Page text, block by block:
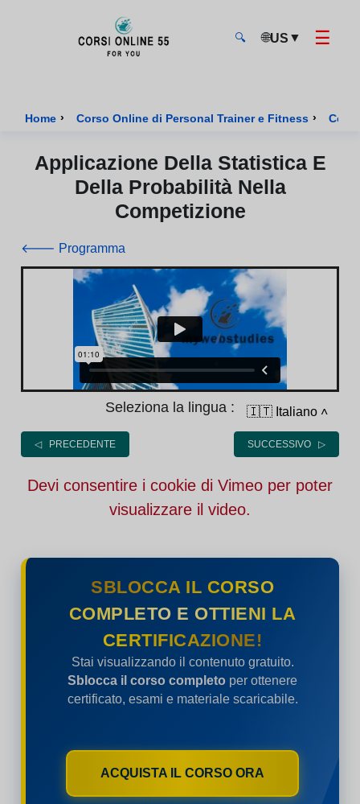
🔍 🌐US ▼ ☰
Home › Corso Online di Personal Trainer e Fitness ›
Applicazione Della Statistica E
Della Probabilità Nella
Competizione
🡐 Programma
Seleziona la lingua : 🇮🇹 Italiano ˄
◁ PRECEDENTE SUCCESSIVO ▷
Devi consentire i cookie di Vimeo per poter
visualizzare il video.
SBLOCCA IL CORSO
COMPLETO E OTTIENI LA
CERTIFICAZIONE!
Stai visualizzando il contenuto gratuito.
Sblocca il corso completo per ottenere
certificato, esami e materiale scaricabile.
ACQUISTA IL CORSO ORA